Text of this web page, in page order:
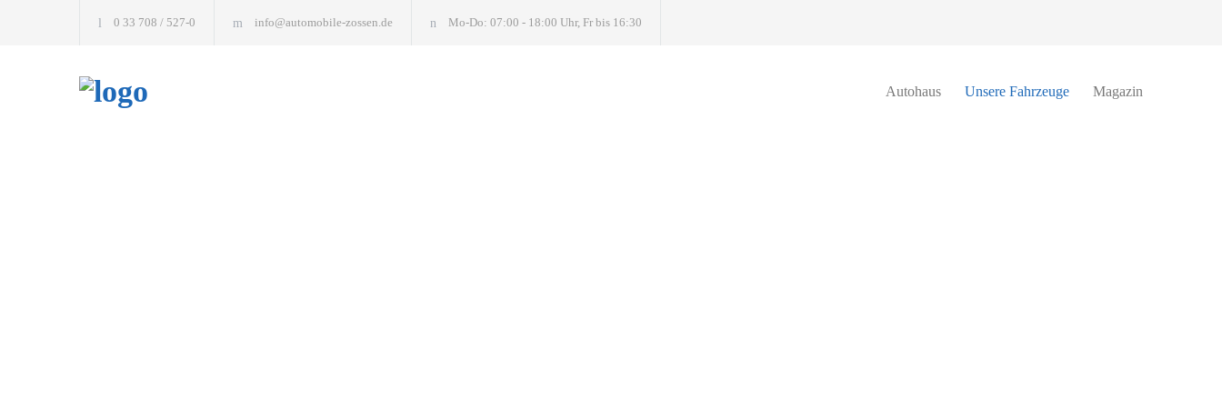
0 33 708 / 527-0 info@automobile-zossen.de Mo-Do: 07:00 - 18:00 Uhr, Fr bis 16:30
Autohaus Unsere Fahrzeuge Magazin